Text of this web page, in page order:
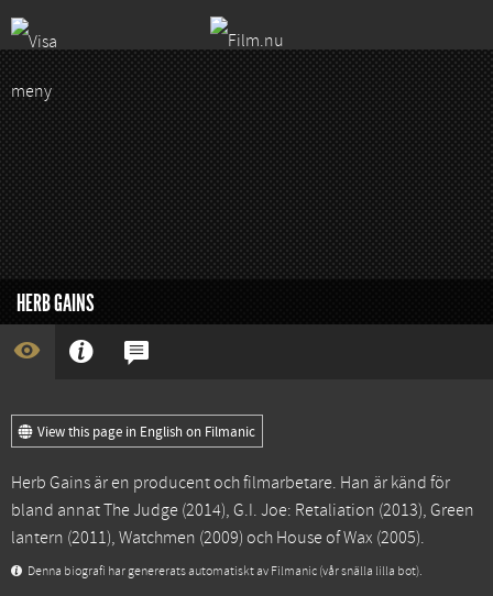
HERB GAINS
View this page in English on Filmanic
Herb Gains är en producent och filmarbetare. Han är känd för
bland annatThe Judge (2014), G.I. Joe: Retaliation (2013), Green
lantern (2011), Watchmen (2009) och House of Wax (2005).
Denna biografi har genererats automatiskt av Filmanic (vår snälla lilla bot).